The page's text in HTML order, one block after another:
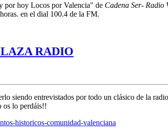
por hoy Locos por Valencia" de Cadena Ser- Radio
en el dial 100.4 de la FM.
RADIO
siendo entrevistados por todo un clásico de la
os lo perdáis!!
historicos-comunidad-valenciana